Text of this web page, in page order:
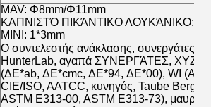
MAV: Φ8mm/Φ11mm
ΚΑΠΝΙΣΤΌ ΠΙΚΆΝΤΙΚΟ ΛΟΥΚΆΝΙΚΟ:
ΜΙΝΙ: 1*3mm
Ο συντελεστής ανάκλασης, συνεργάτες-
HunterLab, αγαπά ΣΥΝΕΡΓΆΤΕΣ, XYZ,
(ΔE*ab, ΔE*cmc, ΔE*94, ΔE*00), WI
CIE/ISO, AATCC, κυνηγός, Taube
ASTM E313-00, ASTM E313-73),